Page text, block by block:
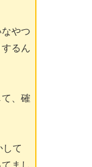
やつ
るん
、確
して
まし